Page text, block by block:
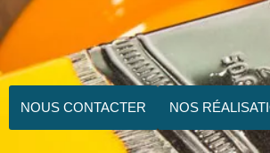
NOUS CONTACTER NOS